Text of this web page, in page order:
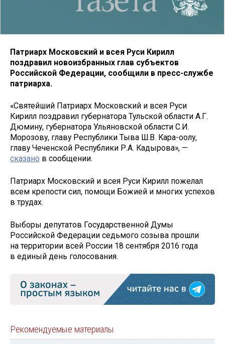
Патриарх Московский и всея Руси Кирилл
поздравил новоизбранных глав субъектов
Российской Федерации, сообщили в пресс-службе
патриарха.
«Святейший Патриарх Московский и всея Руси
Кирилл поздравил губернатора Тульской области А.Г.
Дюмину, губернатора Ульяновской области С.И.
Морозову, главу Республики Тыва Ш.В. Кара-оолу,
главу Чеченской Республики Р.А. Кадырова», —
сказано в сообщении.
Патриарх Московский и всея Руси Кирилл пожелал
всем крепости сил, помощи Божией и многих успехов
в трудах.
Выборы депутатов Государственной Думы
Российской Федерации седьмого созыва прошли
на территории всей России 18 сентября 2016 года
в единый день голосования.
Рекомендуемые материалы